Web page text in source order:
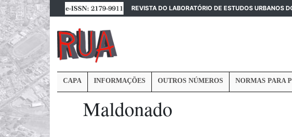
REVISTA DO LABORATÓRIO DE ESTUDOS URBANOS
CAPA INFORMAÇÕES OUTROS NÚMEROS NORMAS PARA
Maldonado